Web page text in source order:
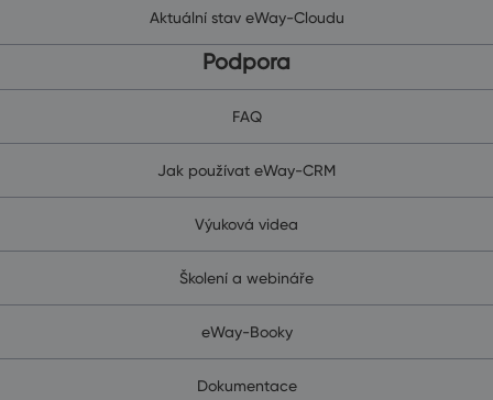
Aktuální stav eWay-Cloudu
Podpora
FAQ
Jak používat eWay-CRM
Výuková videa
Školení a webináře
eWay-Booky
Dokumentace